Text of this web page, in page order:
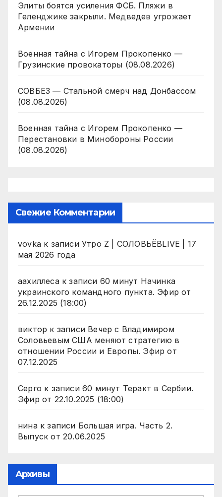
Элиты боятся усиления ФСБ. Пляжи в
Геленджике закрыли. Медведев угрожает
Армении
Военная тайна с Игорем Прокопенко —
Грузинские провокаторы (08.08.2026)
СОВБЕЗ — Стальной смерч над Донбассом
(08.08.2026)
Военная тайна с Игорем Прокопенко —
Перестановки в Минобороны России
(08.08.2026)
Свежие Комментарии
vovka к записи Утро Z | СОЛОВЬЁВLIVE | 17
мая 2026 года
аахиллесак записи 60 минут Начинка
украинского командного пункта. Эфир от
26.12.2025 (18:00)
виктор к записи Вечер с Владимиром
Соловьевым США меняют стратегию в
отношении России и Европы. Эфир от
07.12.2025
Серго к записи 60 минут Теракт в Сербии.
Эфир от 22.10.2025 (18:00)
нинак записи Большая игра. Часть 2.
Выпуск от 20.06.2025
Архивы